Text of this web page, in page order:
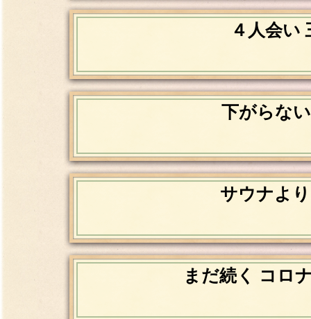
４人会い
下がらな
サウナよ
まだ続く コロ